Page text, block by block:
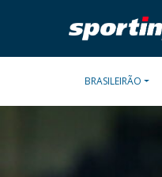
BRASILEIRÃO